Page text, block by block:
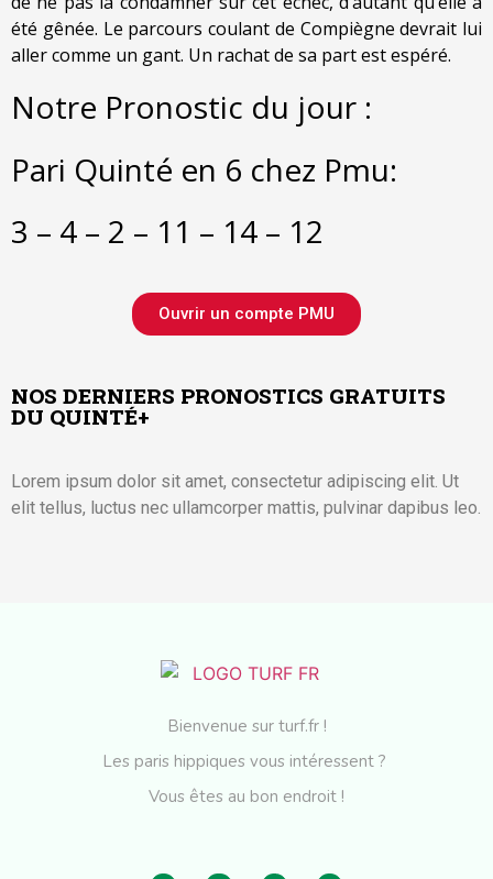
été gênée. Le parcours coulant de Compiègne devrait lui
aller comme un gant. Un rachat de sa part est espéré.
Notre Pronostic du jour :
Pari Quinté en 6 chez Pmu:
3 – 4 – 2 – 11 – 14 – 12
Ouvrir un compte PMU
NOS DERNIERS PRONOSTICS GRATUITS
DU QUINTÉ+
Lorem ipsum dolor sit amet, consectetur adipiscing elit. Ut
elit tellus, luctus nec ullamcorper mattis, pulvinar dapibus leo.
Bienvenue sur turf.fr !
Les paris hippiques vous intéressent ?
Vous êtes au bon endroit !